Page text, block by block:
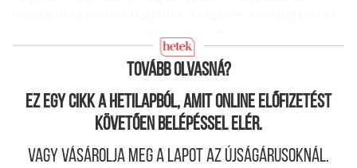
harcokban meddig integráló erő az integráció?
Tovább olvasná?
Ez egy cikk a hetilapból, amit online előfizetést
követően belépéssel elér.
Vagy vásárolja meg a lapot az újságárusoknál.